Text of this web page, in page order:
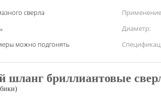
сверла
Диаметр:
можно подгонять
бриллиантовые